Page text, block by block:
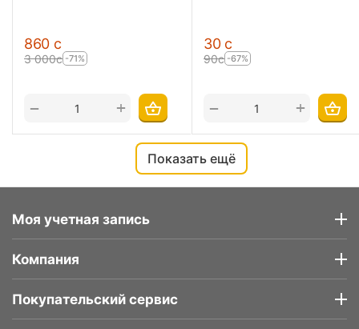
‍860‍ с
3 000с -71%
+
−
‍30‍ с
‍90‍с -67%
+
−
Показать ещё
Моя учетная запись
Компания
Покупательский сервис